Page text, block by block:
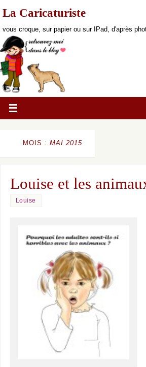
La Caricaturiste
vous croque, sur papier ou sur IPad, d'après
MOIS : MAI 2015
Louise et les
Louise